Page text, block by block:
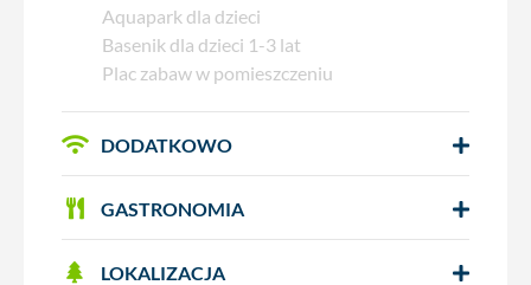
Aquapark dla dzieci
Basenik dla dzieci 1-3 lat
Plac zabaw w pomieszczeniu
DODATKOWO
GASTRONOMIA
LOKALIZACJA